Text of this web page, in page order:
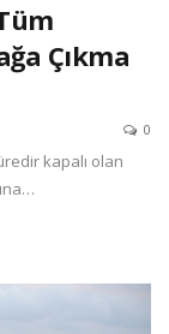
Çıkma
0
kapalı olan
…